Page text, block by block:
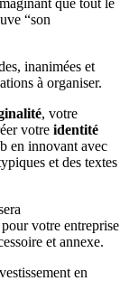
“son
inanimées et
à organiser.
, votre
votre identité
en innovant avec
et des textes
pour votre entreprise
et annexe.
en